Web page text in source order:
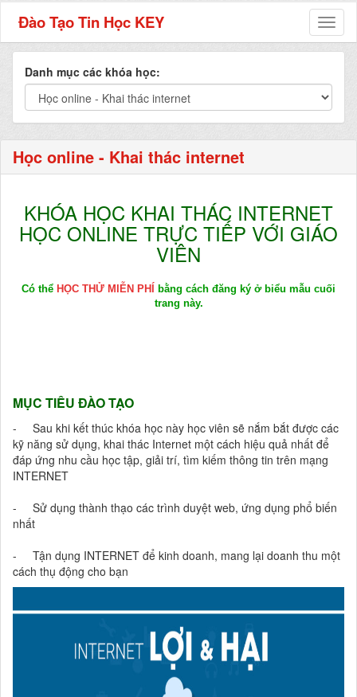
Đào Tạo Tin Học KEY
Danh mục các khóa học:
Học online - Khai thác internet
KHÓA HỌC KHAI THÁC INTERNET
HỌC ONLINE TRỰC TIẾP VỚI GIÁO
VIÊN
Có thể HỌC THỬ MIỄN PHÍ
bằng cách đăng ký ở biểu mẫu cuối
trang này.
MỤC TIÊU ĐÀO TẠO
- Sau khi kết thúc khóa học này học viên sẽ nắm bắt được các
kỹ năng sử dụng, khai thác Internet một cách hiệu quả nhất để
đáp ứng nhu cầu học tập, giải trí, tìm kiếm thông tin trên mạng
INTERNET
- Sử dụng thành thạo các trình duyệt web, ứng dụng phổ biến
nhất
- Tận dụng INTERNET để kinh doanh, mang lại doanh thu một
cách thụ động cho bạn